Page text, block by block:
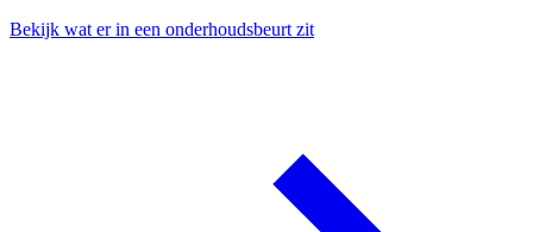
Bekijk wat er in een onderhoudsbeurt zit